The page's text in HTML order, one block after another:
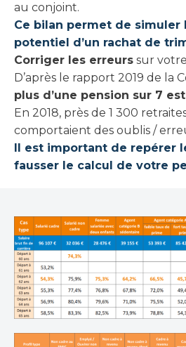
au conjoint.
Ce bilan permet de simuler
potentiel d’un rachat de
Corriger les erreurs sur
D’après le rapport 2019 de la
plus d’une pension sur 7
En 2018, près de 1 300
comportaient des oublis /
Il est important de repérer
fausser le calcul de votre